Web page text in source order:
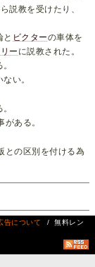
説教を受けたり、
と ビクターの車体を
ー に説教された。
い。
がある。
との区別を付ける為
告について
/ 無料レン